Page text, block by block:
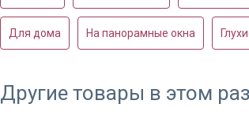
Для дома На панорамные окна
Другие товары в этом